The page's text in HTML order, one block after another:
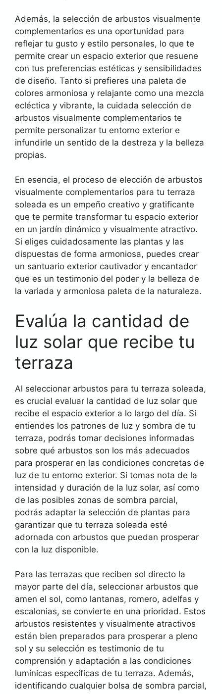
Además, la selección de arbustos visualmente
complementarios es una oportunidad para
reflejar tu gusto y estilo personales, lo que te
permite crear un espacio exterior que resuene
con tus preferencias estéticas y sensibilidades
de diseño. Tanto si prefieres una paleta de
colores armoniosa y relajante como una mezcla
ecléctica y vibrante, la cuidada selección de
arbustos visualmente complementarios te
permite personalizar tu entorno exterior e
infundirle un sentido de la destreza y la belleza
propias.
En esencia, el proceso de elección de arbustos
visualmente complementarios para tu terraza
soleada es un empeño creativo y gratificante
que te permite transformar tu espacio exterior
en un jardín dinámico y visualmente atractivo.
Si eliges cuidadosamente las plantas y las
dispuestas de forma armoniosa, puedes crear
un santuario exterior cautivador y encantador
que es un testimonio del poder y la belleza de
la variada y armoniosa paleta de la naturaleza.
Evalúa la cantidad de
luz solar que recibe tu
terraza
Al seleccionar arbustos para tu terraza soleada,
es crucial evaluar la cantidad de luz solar que
recibe el espacio exterior a lo largo del día. Si
entiendes los patrones de luz y sombra de tu
terraza, podrás tomar decisiones informadas
sobre qué arbustos son los más adecuados
para prosperar en las condiciones concretas de
luz de tu entorno exterior. Si tomas nota de la
intensidad y duración de la luz solar, así como
de las posibles zonas de sombra parcial,
podrás adaptar la selección de plantas para
garantizar que tu terraza soleada esté
adornada con arbustos que puedan prosperar
con la luz disponible.
Para las terrazas que reciben sol directo la
mayor parte del día, seleccionar arbustos que
amen el sol, como lantanas, romero, adelfas y
escalonias, se convierte en una prioridad. Estos
arbustos resistentes y visualmente atractivos
están bien preparados para prosperar a pleno
sol y su selección es testimonio de tu
comprensión y adaptación a las condiciones
lumínicas específicas de tu terraza. Además,
identificando cualquier bolsa de sombra parcial,